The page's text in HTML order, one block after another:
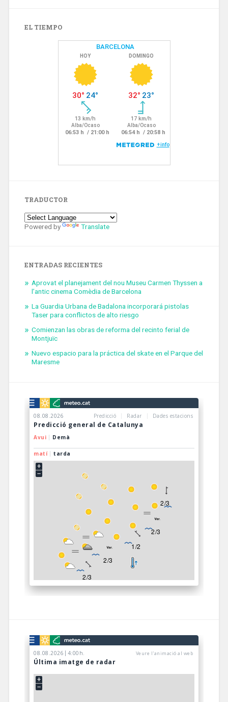
EL TIEMPO
TRADUCTOR
Powered by Translate
ENTRADAS RECIENTES
Aprovat el planejament del nou Museu Carmen Thyssen a
l’antic cinema Comèdia de Barcelona
La Guardia Urbana de Badalona incorporará pistolas
Taser para conflictos de alto riesgo
Comienzan las obras de reforma del recinto ferial de
Montjuïc
Nuevo espacio para la práctica del skate en el Parque del
Maresme